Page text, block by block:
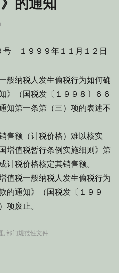
号 １９９９年１１月１２日
般纳税人发生偷税行为如何确
》（国税发〔１９９８〕６６
知第一条第（三）项的表述不
额（计税价格）难以核实
增值税暂行条例实施细则》第
计税价格核定其销售额。
税一般纳税人发生偷税行为
的通知》（国税发〔１９９
项废止。
, 部门规范性文件